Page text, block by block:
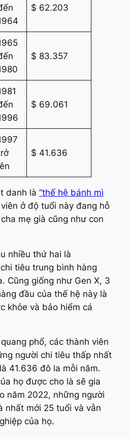
$ 62.203
$ 83.357
$ 69.061
$ 41.636
danh là “thế hệ bánh mì
ở độ tuổi này đang hỗ
mẹ già cũng như con
nhiều thứ hai là
tiêu trung bình hàng
Cũng giống như Gen X, 3
đầu của thế hệ này là
khỏe và bảo hiểm cá
phổ, các thành viên
người chi tiêu thấp nhất
41.636 đô la mỗi năm.
họ được cho là sẽ gia
năm 2022, những người
nhất mới 25 tuổi và vẫn
của họ.